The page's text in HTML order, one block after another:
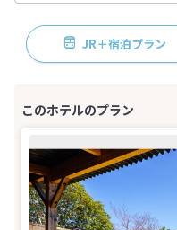
JR＋宿泊プラン